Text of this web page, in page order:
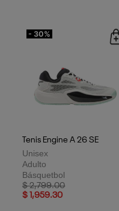
- 30%
Tenis Engine A 26 SE
Unisex
Adulto
Básquetbol
Price reduced from
$ 2,799.00to
$ 1,959.30